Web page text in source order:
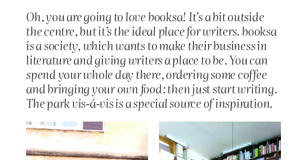
Oh, you are going to love booksa! It’s a bit outside
the centre, but it’s the ideal place for writers. booksa
is a society, which wants to make their business in
literature and giving writers a place to be. You can
spend your whole day there, ordering some coffee
and bringing your own food: then just start writing.
The park vis-á-vis is a special source of inspiration.